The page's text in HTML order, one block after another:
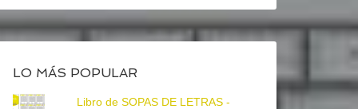
LO MÁS POPULAR
Libro de SOPAS DE LETRAS -